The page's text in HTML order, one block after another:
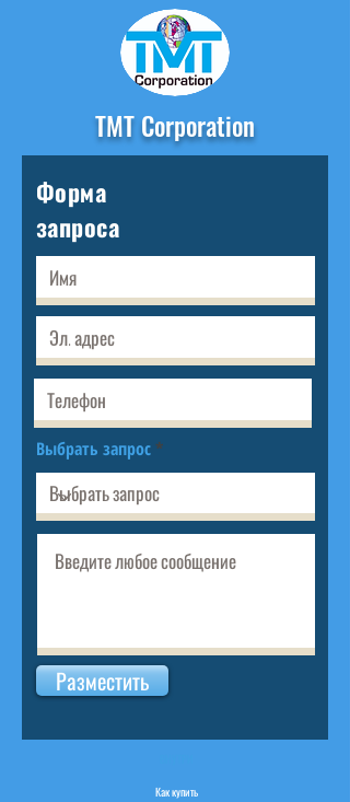
TMT Corporation
Форма
запроса
Выбрать запрос
Разместить
Как купить